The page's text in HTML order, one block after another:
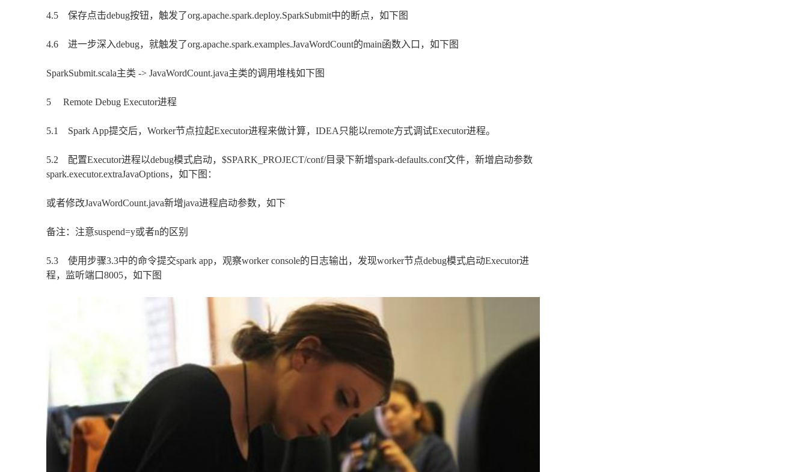
4.5 保存点击debug按钮，触发了org.apache.spark.deploy.SparkSubmit中的断点，如下图
4.6 进一步深入debug，就触发了org.apache.spark.examples.JavaWordCount的main函数入口，如下图
SparkSubmit.scala主类 -> JavaWordCount.java主类的调用堆栈如下图
5 Remote Debug Executor进程
5.1 Spark App提交后，Worker节点拉起Executor进程来做计算，IDEA只能以remote方式调试Executor进程。
5.2 配置Executor进程以debug模式启动，$SPARK_PROJECT/conf/目录下新增spark-defaults.conf文件，新增启动参数
spark.executor.extraJavaOptions，如下图：
或者修改JavaWordCount.java新增java进程启动参数，如下
备注：注意suspend=y或者n的区别
5.3 使用步骤3.3中的命令提交spark app，观察worker console的日志输出，发现worker节点debug模式启动Executor进
程，监听端口8005，如下图